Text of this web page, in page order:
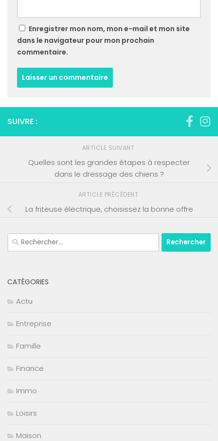
Enregistrer mon nom, mon e-mail et mon site
dans le navigateur pour mon prochain
commentaire.
SUIVRE :
ARTICLE SUIVANT
Quelles sont les grandes étapes à respecter
dans le dressage des chiens ?
ARTICLE PRÉCÉDENT
La friteuse électrique, choisissez la bonne offre
Rechercher :
CATÉGORIES
Actu
Entreprise
Famille
Finance
Immo
Loisirs
Maison